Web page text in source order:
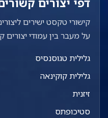
קישורי טקסט ישירים
על מעבר בין עמודי יצורים
גלילית טגוסנסיס
גלילית קוקינאה
זיזנית
סטיכופתס